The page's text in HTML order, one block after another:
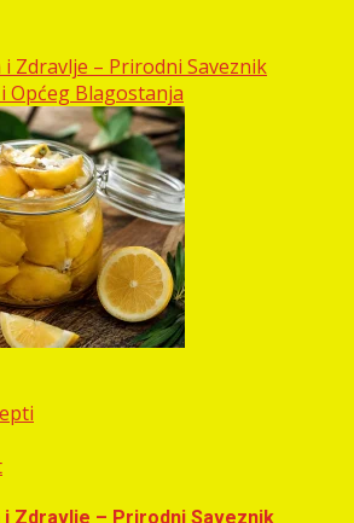
Zdravlje – Prirodni Saveznik
Općeg Blagostanja
Zdravlje – Prirodni Saveznik